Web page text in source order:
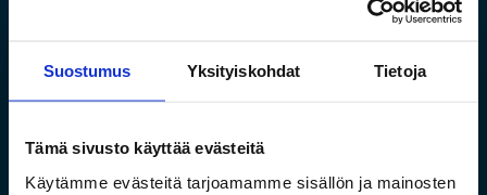
Suostumus Yksityiskohdat Tietoja
Tämä sivusto käyttää evästeitä
Käytämme evästeitä tarjoamamme sisällön ja mainosten